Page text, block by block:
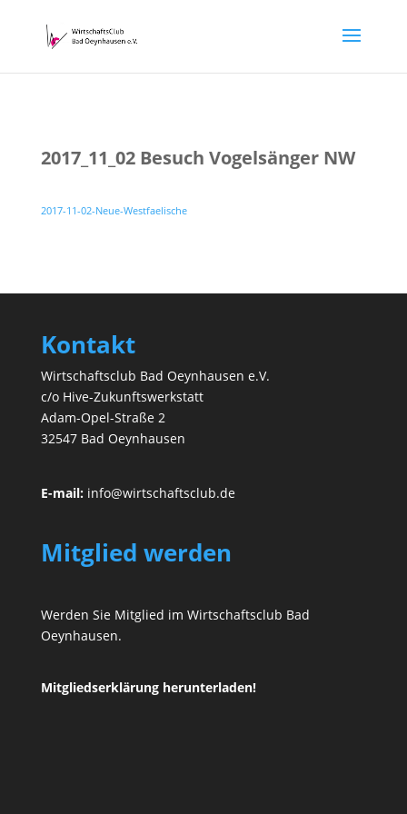
2017_11_02 Besuch Vogelsänger NW
2017-11-02-Neue-Westfaelische
Kontakt
Wirtschaftsclub Bad Oeynhausen e.V.
c/o Hive-Zukunftswerkstatt
Adam-Opel-Straße 2
32547 Bad Oeynhausen
E-mail: info@wirtschaftsclub.de
Mitglied werden
Werden Sie Mitglied im Wirtschaftsclub Bad
Oeynhausen.
Mitgliedserklärung herunterladen!